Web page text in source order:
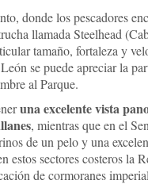
donde los pescadores
llamada Steelhead
tamaño, fortaleza y
se puede apreciar la
al Parque.
una excelente vista
, mientras que en el
de un pelo y una
estos sectores costeros la
de cormoranes